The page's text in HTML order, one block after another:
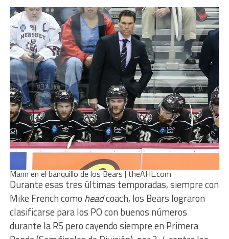
Mann en el banquillo de los Bears | theAHL.com
Durante esas tres últimas temporadas, siempre con
Mike French como headcoach, los Bears lograron
clasificarse para los PO con buenos números
durante la RS pero cayendo siempre en Primera